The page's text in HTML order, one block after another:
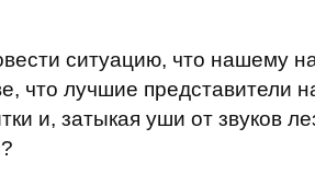
ситуацию, что нашему
что лучшие представители
и, затыкая уши от звуков